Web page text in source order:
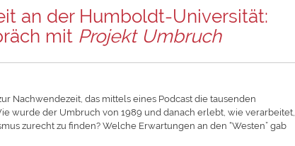
an der Humboldt-Universität:
mit Projekt Umbruch
Nachwendezeit, das mittels eines Podcast die tausenden
wurde der Umbruch von 1989 und danach erlebt, wie verarbeitet,
zurecht zu finden? Welche Erwartungen an den “Westen” gab